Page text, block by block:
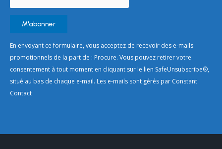
Constant
Contact
Use.
Please
leave
En envoyant ce formulaire, vous acceptez de recevoir des e-mails
promotionnels de la part de : Procure. Vous pouvez retirer votre
consentement à tout moment en cliquant sur le lien SafeUnsubscribe®,
situé au bas de chaque e-mail. Les e-mails sont gérés par Constant
Contact